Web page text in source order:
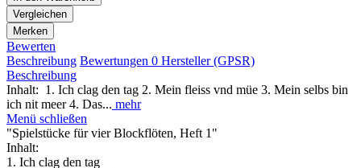
Vergleichen
Merken
Bewerten
Beschreibung Bewertungen 0 Hersteller (GPSR)
Beschreibung
Inhalt: 1. Ich clag den tag 2. Mein fleiss vnd müe 3. Mein selbs bin
ich nit meer 4. Das... mehr
Menü schließen
"Spielstücke für vier Blockflöten, Heft 1"
Inhalt:
1. Ich clag den tag